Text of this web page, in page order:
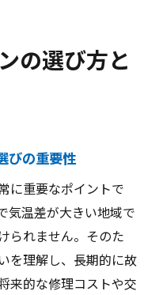
を徹底検証
耐久性比較のポイ
ンメーカーの特徴
い保証内容の違い
傾向と特徴
たいメーカーごと
の選び方と
びの重要性
に重要なポイントで
気温差が大きい地域で
られません。そのた
を理解し、長期的に故
来的な修理コストや交